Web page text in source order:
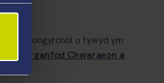
uniongyrchol o fywyd ym
‘Darganfod Chwaraeon a